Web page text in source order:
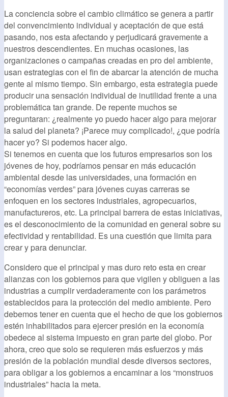
La conciencia sobre el cambio climático se genera a partir
del convencimiento individual y aceptación de que está
pasando, nos esta afectando y perjudicará gravemente a
nuestros descendientes. En muchas ocasiones, las
organizaciones o campañas creadas en pro del ambiente,
usan estrategias con el fin de abarcar la atención de mucha
gente al mismo tiempo. Sin embargo, esta estrategia puede
producir una sensación individual de inutilidad frente a una
problemática tan grande. De repente muchos se
preguntaran: ¿realmente yo puedo hacer algo para mejorar
la salud del planeta? ¡Parece muy complicado!, ¿que podría
hacer yo? Si podemos hacer algo.
Si tenemos en cuenta que los futuros empresarios son los
jóvenes de hoy, podríamos pensar en más educación
ambiental desde las universidades, una formación en
“economías verdes” para jóvenes cuyas carreras se
enfoquen en los sectores industriales, agropecuarios,
manufactureros, etc. La principal barrera de estas iniciativas,
es el desconocimiento de la comunidad en general sobre su
efectividad y rentabilidad. Es una cuestión que limita para
crear y para denunciar.
Considero que el principal y mas duro reto esta en crear
alianzas con los gobiernos para que vigilen y obliguen a las
industrias a cumplir verdaderamente con los parámetros
establecidos para la protección del medio ambiente. Pero
debemos tener en cuenta que el hecho de que los gobiernos
estén inhabilitados para ejercer presión en la economía
obedece al sistema impuesto en gran parte del globo. Por
ahora, creo que solo se requieren más esfuerzos y más
presión de la población mundial desde diversos sectores,
para obligar a los gobiernos a encaminar a los “monstruos
industriales” hacia la meta.